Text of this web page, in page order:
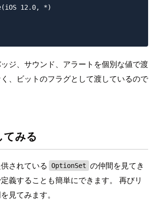
12.0, *)
ジ、サウンド、アラートを個別な値で渡
、ビットのフラグとして渡しているので
てみる
されている OptionSet の仲間を見てき
義することも簡単にできます。 再びリ
見てみます。